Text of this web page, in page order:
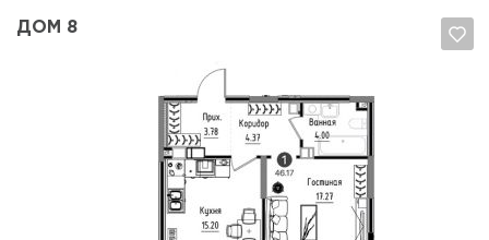
ДОМ 8
Да, удалить Отмена